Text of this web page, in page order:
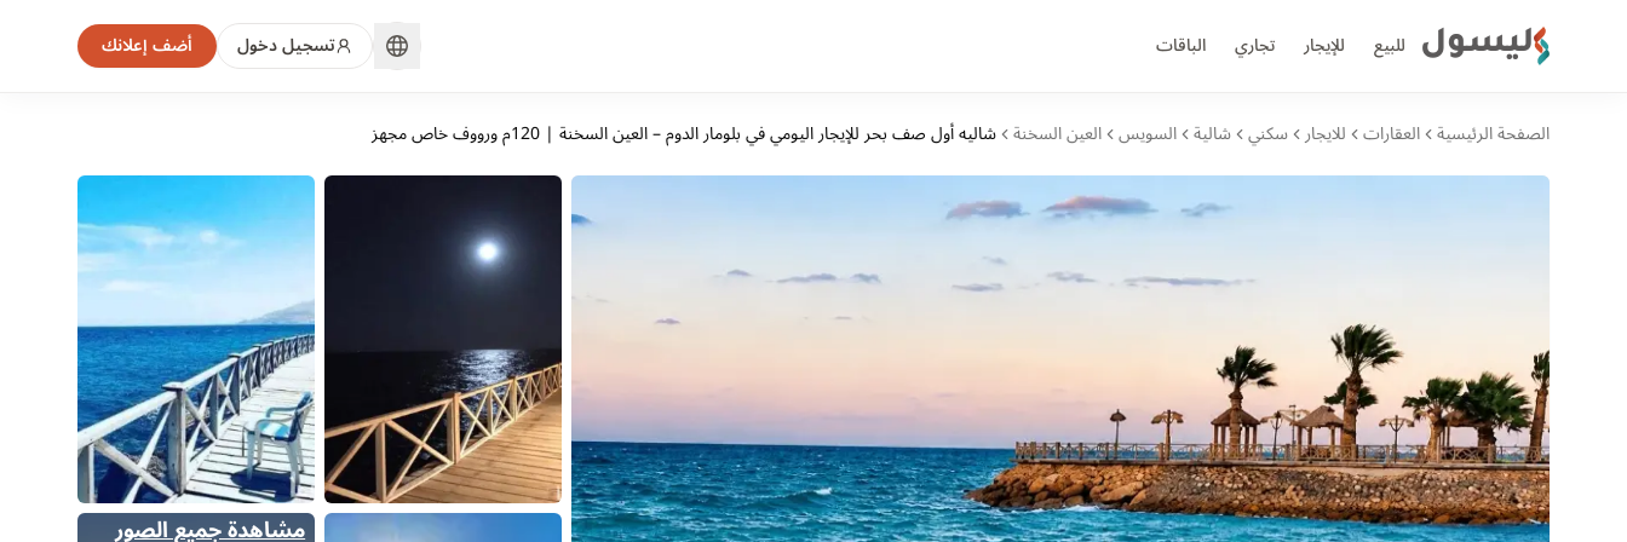
ليسول للبيع للإيجار تجاري الباقات تسجيل دخول أضف إعلانك
الصفحة الرئيسية العقارات للايجار سكني شالية السويس العين السخنة شاليه أول صف بحر للإيجار اليومي في بلومار الدوم – العين السخنة | 120م ورووف خاص مجهز
مشاهدة جميع الصور